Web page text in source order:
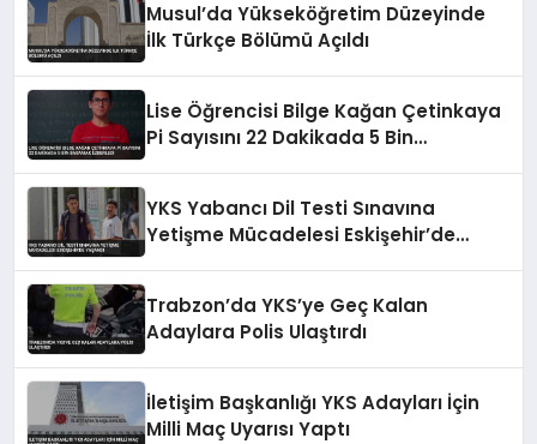
Musul’da Yükseköğretim Düzeyinde
İlk Türkçe Bölümü Açıldı
Lise Öğrencisi Bilge Kağan Çetinkaya
Pi Sayısını 22 Dakikada 5 Bin
YKS Yabancı Dil Testi Sınavına
Yetişme Mücadelesi Eskişehir’de
Trabzon’da YKS’ye Geç Kalan
Adaylara Polis Ulaştırdı
İletişim Başkanlığı YKS Adayları İçin
Milli Maç Uyarısı Yaptı